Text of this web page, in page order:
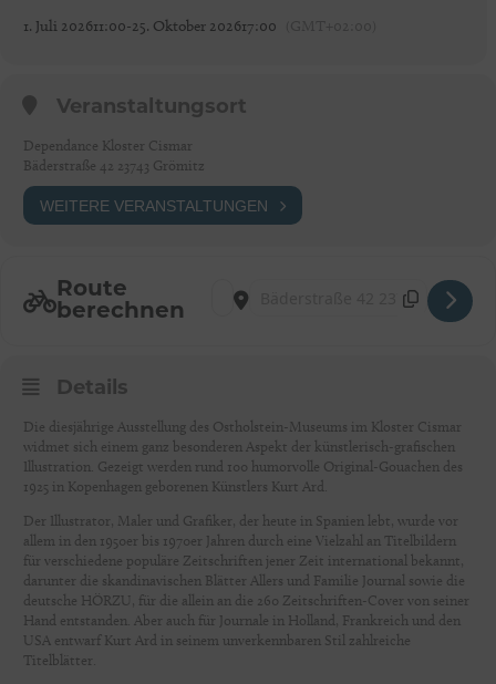
1. Juli 202611:00-25. Oktober 202617:00
Veranstaltungsort
Dependance Kloster Cismar
Bäderstraße 42 23743 Grömitz
WEITERE VERANSTALTUNGEN
Route
berechnen
Address - Kurt Ard – Titelbilder der
Destination Address - Kurt Ard –
Details
Die diesjährige Ausstellung des Ostholstein-Museums im Kloster Cismar
widmet sich einem ganz besonderen Aspekt der künstlerisch-grafischen
Illustration. Gezeigt werden rund 100 humorvolle Original-Gouachen des
1925 in Kopenhagen geborenen Künstlers Kurt Ard.
Der Illustrator, Maler und Grafiker, der heute in Spanien lebt, wurde vor
allem in den 1950er bis 1970er Jahren durch eine Vielzahl an Titelbildern
für verschiedene populäre Zeitschriften jener Zeit international bekannt,
darunter die skandinavischen Blätter Allers und Familie Journal sowie die
deutsche HÖRZU, für die allein an die 260 Zeitschriften-Cover von seiner
Hand entstanden. Aber auch für Journale in Holland, Frankreich und den
USA entwarf Kurt Ard in seinem unverkennbaren Stil zahlreiche
Titelblätter.